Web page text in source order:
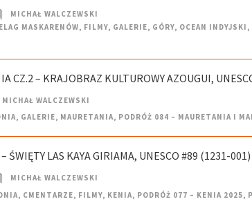
MICHAŁ WALCZEWSKI
MASKARENÓW, FILMY, GALERIE, GÓRY, OCEAN INDYJSKI ,
CZ.2 – KRAJOBRAZ KULTUROWY AZOUGUI,
MICHAŁ WALCZEWSKI
, GALERIE, MAURETANIA, PODRÓŻ 084 – MAURETANIA I
ŚWIĘTY LAS KAYA GIRIAMA, UNESCO #89 (1231-001)
MICHAŁ WALCZEWSKI
, CMENTARZE, FILMY, KENIA, PODRÓŻ 077 – KENIA 2025,